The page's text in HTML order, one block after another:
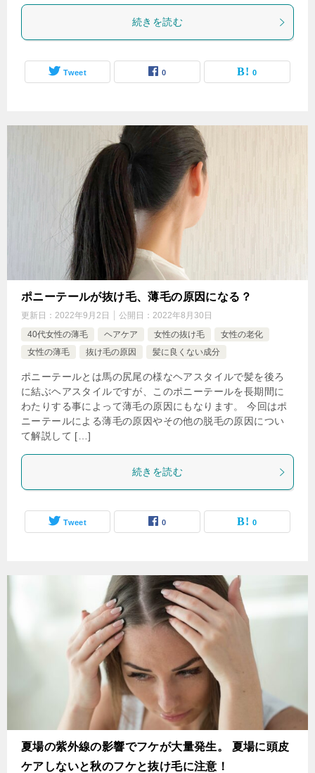
続きを読む
Tweet 0 0
ポニーテールが抜け毛、薄毛の原因になる？
更新日： 2022年9月2日 公開日： 2022年8月30日
40代女性の薄毛
ヘアケア 女性の抜け毛
女性の老化
女性の薄毛
抜け毛の原因 髪に良くない成分
ポニーテールとは馬の尻尾の様なヘアスタイルで髪を後ろ
に結ぶヘアスタイルですが、このポニーテールを長期間に
わたりする事によって薄毛の原因にもなります。 今回はポ
ニーテールによる薄毛の原因やその他の脱毛の原因につい
て解説して […]
続きを読む
Tweet 0 0
夏場の紫外線の影響でフケが大量発生。 夏場に頭皮
ケアしないと秋のフケと抜け毛に注意！